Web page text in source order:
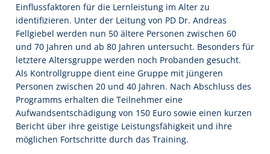
Einflussfaktoren für die Lernleistung im Alter zu
identifizieren. Unter der Leitung von PD Dr. Andreas
Fellgiebel werden nun 50 ältere Personen zwischen 60
und 70 Jahren und ab 80 Jahren untersucht. Besonders für
letztere Altersgruppe werden noch Probanden gesucht.
Als Kontrollgruppe dient eine Gruppe mit jüngeren
Personen zwischen 20 und 40 Jahren. Nach Abschluss des
Programms erhalten die Teilnehmer eine
Aufwandsentschädigung von 150 Euro sowie einen kurzen
Bericht über ihre geistige Leistungsfähigkeit und ihre
möglichen Fortschritte durch das Training.